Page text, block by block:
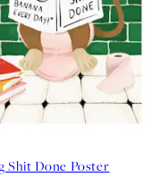
Shit Done Poster